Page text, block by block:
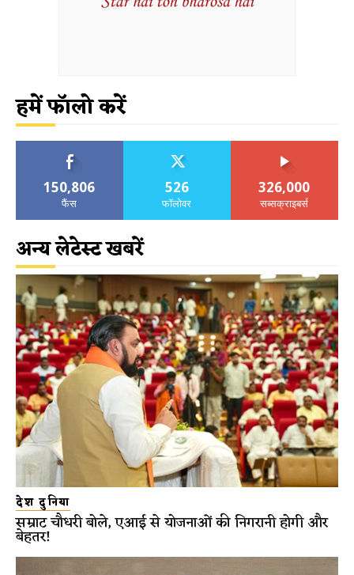
हमें फॉलो करें
150,806
फैंस
526
फॉलोवर
326,000
सब्सक्राइबर्स
अन्य लेटेस्ट खबरें
देश दुनिया
सम्राट चौधरी बोले, एआई से योजनाओं की निगरानी होगी और
बेहतर!